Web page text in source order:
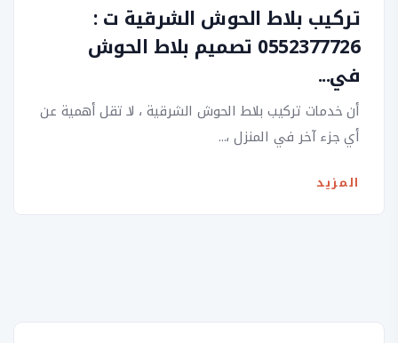
تركيب بلاط الحوش الشرقية ت :
0552377726 تصميم بلاط الحوش
في...
أن خدمات تركيب بلاط الحوش الشرقية ، لا تقل أهمية عن
أي جزء آخر في المنزل ،...
المزيد